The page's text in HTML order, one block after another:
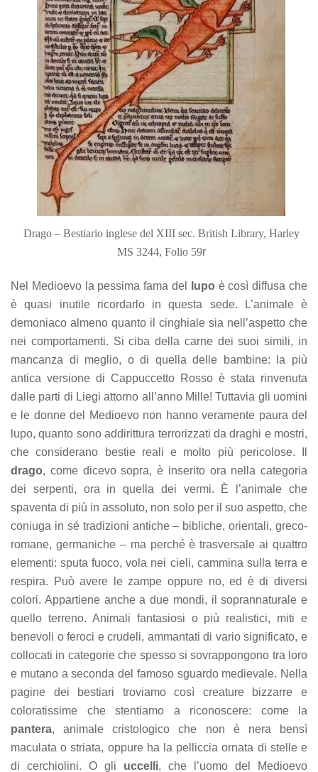
Drago – Bestiario inglese del XIII sec. British Library, Harley
MS 3244, Folio 59r
Nel Medioevo la pessima fama del lupo è così diffusa che
è quasi inutile ricordarlo in questa sede. L’animale è
demoniaco almeno quanto il cinghiale sia nell’aspetto che
nei comportamenti. Si ciba della carne dei suoi simili, in
mancanza di meglio, o di quella delle bambine: la più
antica versione di Cappuccetto Rosso è stata rinvenuta
dalle parti di Liegi attorno all’anno Mille! Tuttavia gli uomini
e le donne del Medioevo non hanno veramente paura del
lupo, quanto sono addirittura terrorizzati da draghi e mostri,
che considerano bestie reali e molto più pericolose. Il
drago, come dicevo sopra, è inserito ora nella categoria
dei serpenti, ora in quella dei vermi. È l’animale che
spaventa di più in assoluto, non solo per il suo aspetto, che
coniuga in sé tradizioni antiche – bibliche, orientali, greco-
romane, germaniche – ma perché è trasversale ai quattro
elementi: sputa fuoco, vola nei cieli, cammina sulla terra e
respira. Può avere le zampe oppure no, ed è di diversi
colori. Appartiene anche a due mondi, il soprannaturale e
quello terreno. Animali fantasiosi o più realistici, miti e
benevoli o feroci e crudeli, ammantati di vario significato, e
collocati in categorie che spesso si sovrappongono tra loro
e mutano a seconda del famoso sguardo medievale. Nella
pagine dei bestiari troviamo così creature bizzarre e
coloratissime che stentiamo a riconoscere: come la
pantera, animale cristologico che non è nera bensì
maculata o striata, oppure ha la pelliccia ornata di stelle e
di cerchiolini. O gli uccelli, che l’uomo del Medioevo